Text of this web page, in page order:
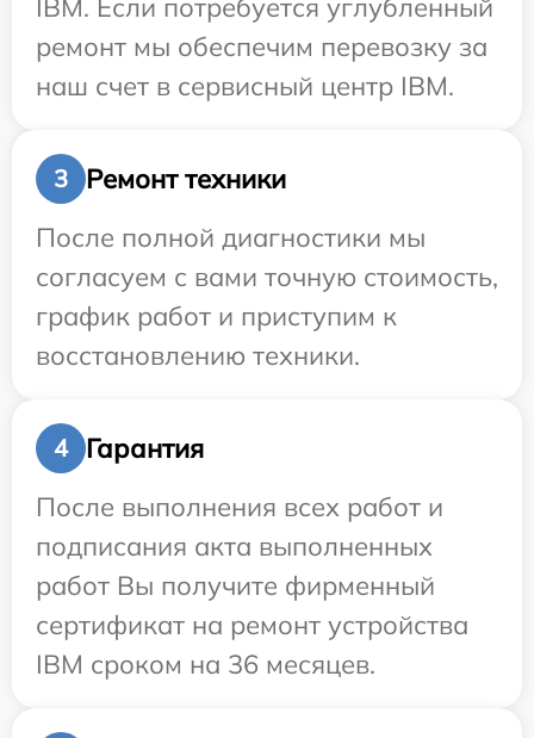
IBM. Если потребуется углубленный
ремонт мы обеспечим перевозку за
наш счет в сервисный центр IBM.
3
Ремонт техники
После полной диагностики мы
согласуем с вами точную стоимость,
график работ и приступим к
восстановлению техники.
4
Гарантия
После выполнения всех работ и
подписания акта выполненных
работ Вы получите фирменный
сертификат на ремонт устройства
IBM сроком на 36 месяцев.